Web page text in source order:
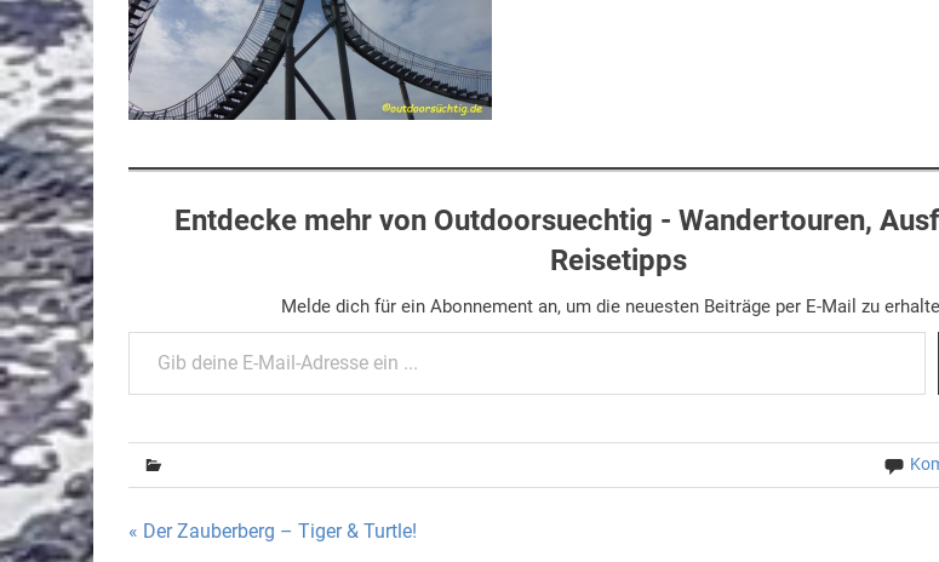
Entdecke mehr von Outdoorsuechtig - Wandertouren,
Reisetipps
Melde dich für ein Abonnement an, um die neuesten Beiträge per E-Mail zu
Gib deine E-Mail-Adresse ein ...
Beitragsnavigation
« Der Zauberberg – Tiger & Turtle!